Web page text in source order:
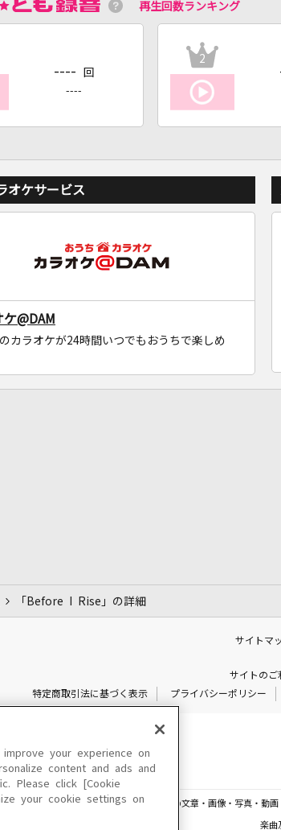
再生回数ランキング
---- 回
----
2
オケサービス
ケ@DAM
カラオケが24時間いつでもおうちで楽しめ
「Before I Rise」の詳細
サイトマ
サイトのご
特定商取引法に基づく表示
プライバシーポリシー
このサイトに掲載されている一切の文章・画像・写真・動
楽曲
your experience on
content and ads and
Please click [Cookie
your cookie settings on